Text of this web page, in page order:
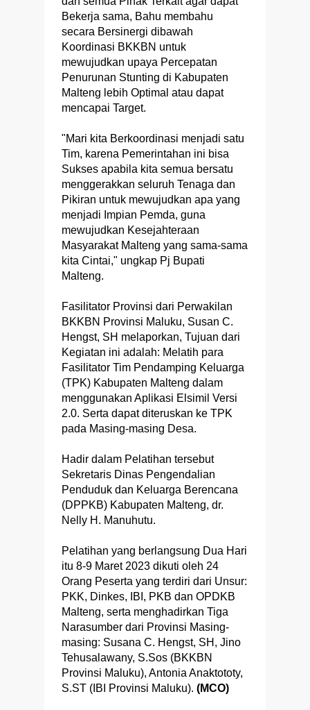
Bekerja sama, Bahu membahu
secara Bersinergi dibawah
Koordinasi BKKBN untuk
mewujudkan upaya Percepatan
Penurunan Stunting di Kabupaten
Malteng lebih Optimal atau dapat
mencapai Target.
"Mari kita Berkoordinasi menjadi satu
Tim, karena Pemerintahan ini bisa
Sukses apabila kita semua bersatu
menggerakkan seluruh Tenaga dan
Pikiran untuk mewujudkan apa yang
menjadi Impian Pemda, guna
mewujudkan Kesejahteraan
Masyarakat Malteng yang sama-sama
kita Cintai," ungkap Pj Bupati
Malteng.
Fasilitator Provinsi dari Perwakilan
BKKBN Provinsi Maluku, Susan C.
Hengst, SH melaporkan, Tujuan dari
Kegiatan ini adalah: Melatih para
Fasilitator Tim Pendamping Keluarga
(TPK) Kabupaten Malteng dalam
menggunakan Aplikasi Elsimil Versi
2.0. Serta dapat diteruskan ke TPK
pada Masing-masing Desa.
Hadir dalam Pelatihan tersebut
Sekretaris Dinas Pengendalian
Penduduk dan Keluarga Berencana
(DPPKB) Kabupaten Malteng, dr.
Nelly H. Manuhutu.
Pelatihan yang berlangsung Dua Hari
itu 8-9 Maret 2023 dikuti oleh 24
Orang Peserta yang terdiri dari Unsur:
PKK, Dinkes, IBI, PKB dan OPDKB
Malteng, serta menghadirkan Tiga
Narasumber dari Provinsi Masing-
masing: Susana C. Hengst, SH, Jino
Tehusalawany, S.Sos (BKKBN
Provinsi Maluku), Antonia Anaktototy,
S.ST (IBI Provinsi Maluku). (MCO)